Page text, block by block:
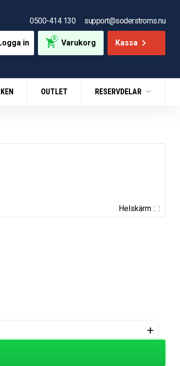
0500-414 130 support@soderstroms.nu
in 0 Varukorg Kassa
OUTLET RESERVDELAR
Helskärm
+